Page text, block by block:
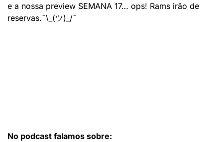
e a nossa preview SEMANA 17… ops! Rams irão de
reservas.¯\_(ツ)_/¯
No podcast falamos sobre: